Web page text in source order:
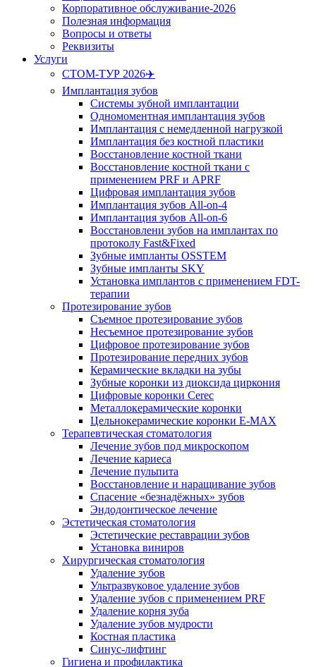
Корпоративное обслуживание-2026
Полезная информация
Вопросы и ответы
Реквизиты
Услуги
СТОМ-ТУР 2026✈️
Имплантация зубов
Системы зубной имплантации
Одномоментная имплантация зубов
Имплантация с немедленной нагрузкой
Имплантация без костной пластики
Восстановление костной ткани
Восстановление костной ткани с
применением PRF и APRF
Цифровая имплантация зубов
Имплантация зубов All-on-4
Имплантация зубов All-on-6
Восстановлени зубов на имплантах по
протоколу Fast&Fixed
Зубные импланты OSSTEM
Зубные импланты SKY
Установка имплантов с применением FDT-
терапии
Протезирование зубов
Съемное протезирование зубов
Несъемное протезирование зубов
Цифровое протезирование зубов
Протезирование передних зубов
Керамические вкладки на зубы
Зубные коронки из диоксида циркония
Цифровые коронки Cerec
Металлокерамические коронки
Цельнокерамические коронки E-MAX
Терапевтическая стоматология
Лечение зубов под микроскопом
Лечение кариеса
Лечение пульпита
Восстановление и наращивание зубов
Спасение «безнадёжных» зубов
Эндодонтическое лечение
Эстетическая стоматология
Эстетические реставрации зубов
Установка виниров
Хирургическая стоматология
Удаление зубов
Ультразвуковое удаление зубов
Удаление зубов с применением PRF
Удаление корня зуба
Удаление зубов мудрости
Костная пластика
Синус-лифтинг
Гигиена и профилактика